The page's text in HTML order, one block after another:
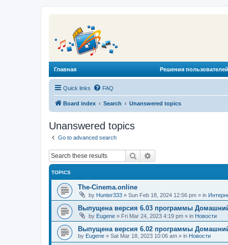
Главная Решения
Quick links FAQ
Board index Search Unanswered topics
Unanswered topics
Go to advanced search
Search
TOPICS
The-Cinema.online
by Hunter333 » Sun Feb 18, 2024 12:56 pm » in
Выпущена версия 6.03 программы
by Eugene » Fri Mar 24, 2023 4:19 pm » in Новости
Выпущена версия 6.02 программы
by Eugene » Sat Mar 18, 2023 10:06 am » in Новости